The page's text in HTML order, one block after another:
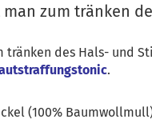
zum tränken
tränken des Hals- und
.
(100%